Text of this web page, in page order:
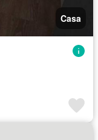
Casa